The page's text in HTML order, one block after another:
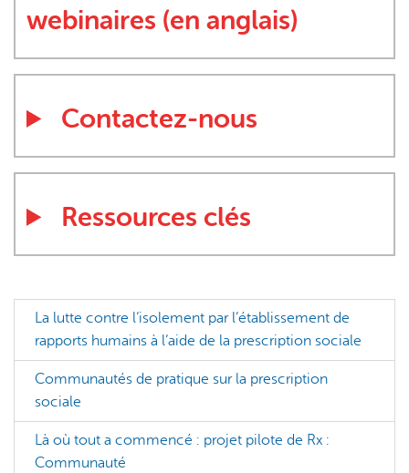
webinaires (en anglais)
Contactez-nous
Ressources clés
La lutte contre l’isolement par l’établissement de
rapports humains à l’aide de la prescription sociale
Communautés de pratique sur la prescription
sociale
Là où tout a commencé : projet pilote de Rx :
Communauté